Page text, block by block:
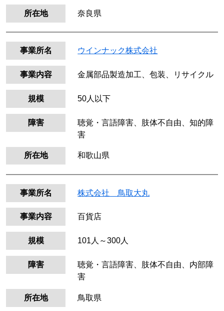
所在地 奈良県
事業所名 ウインナック株式会社
事業内容 金属部品製造加工、包装、リサイクル
規模 50人以下
障害
聴覚・言語障害、肢体不自由、知的障
害
所在地 和歌山県
事業所名 株式会社 鳥取大丸
事業内容 百貨店
規模 101人～300人
障害
聴覚・言語障害、肢体不自由、内部障
害
所在地 鳥取県